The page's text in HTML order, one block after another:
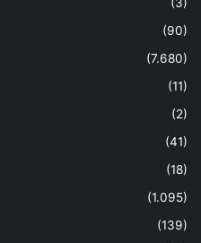
(90)
(7.680)
(11)
(2)
(41)
(18)
(1.095)
(139)